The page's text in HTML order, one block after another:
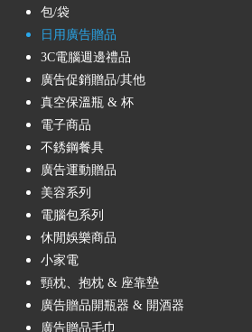
包/袋
日用廣告贈品
3C電腦週邊禮品
廣告促銷贈品/其他
真空保溫瓶 & 杯
電子商品
不銹鋼餐具
廣告運動贈品
美容系列
電腦包系列
休閒娛樂商品
小家電
頸枕、抱枕 & 座靠墊
廣告贈品開瓶器 & 開酒器
廣告贈品毛巾